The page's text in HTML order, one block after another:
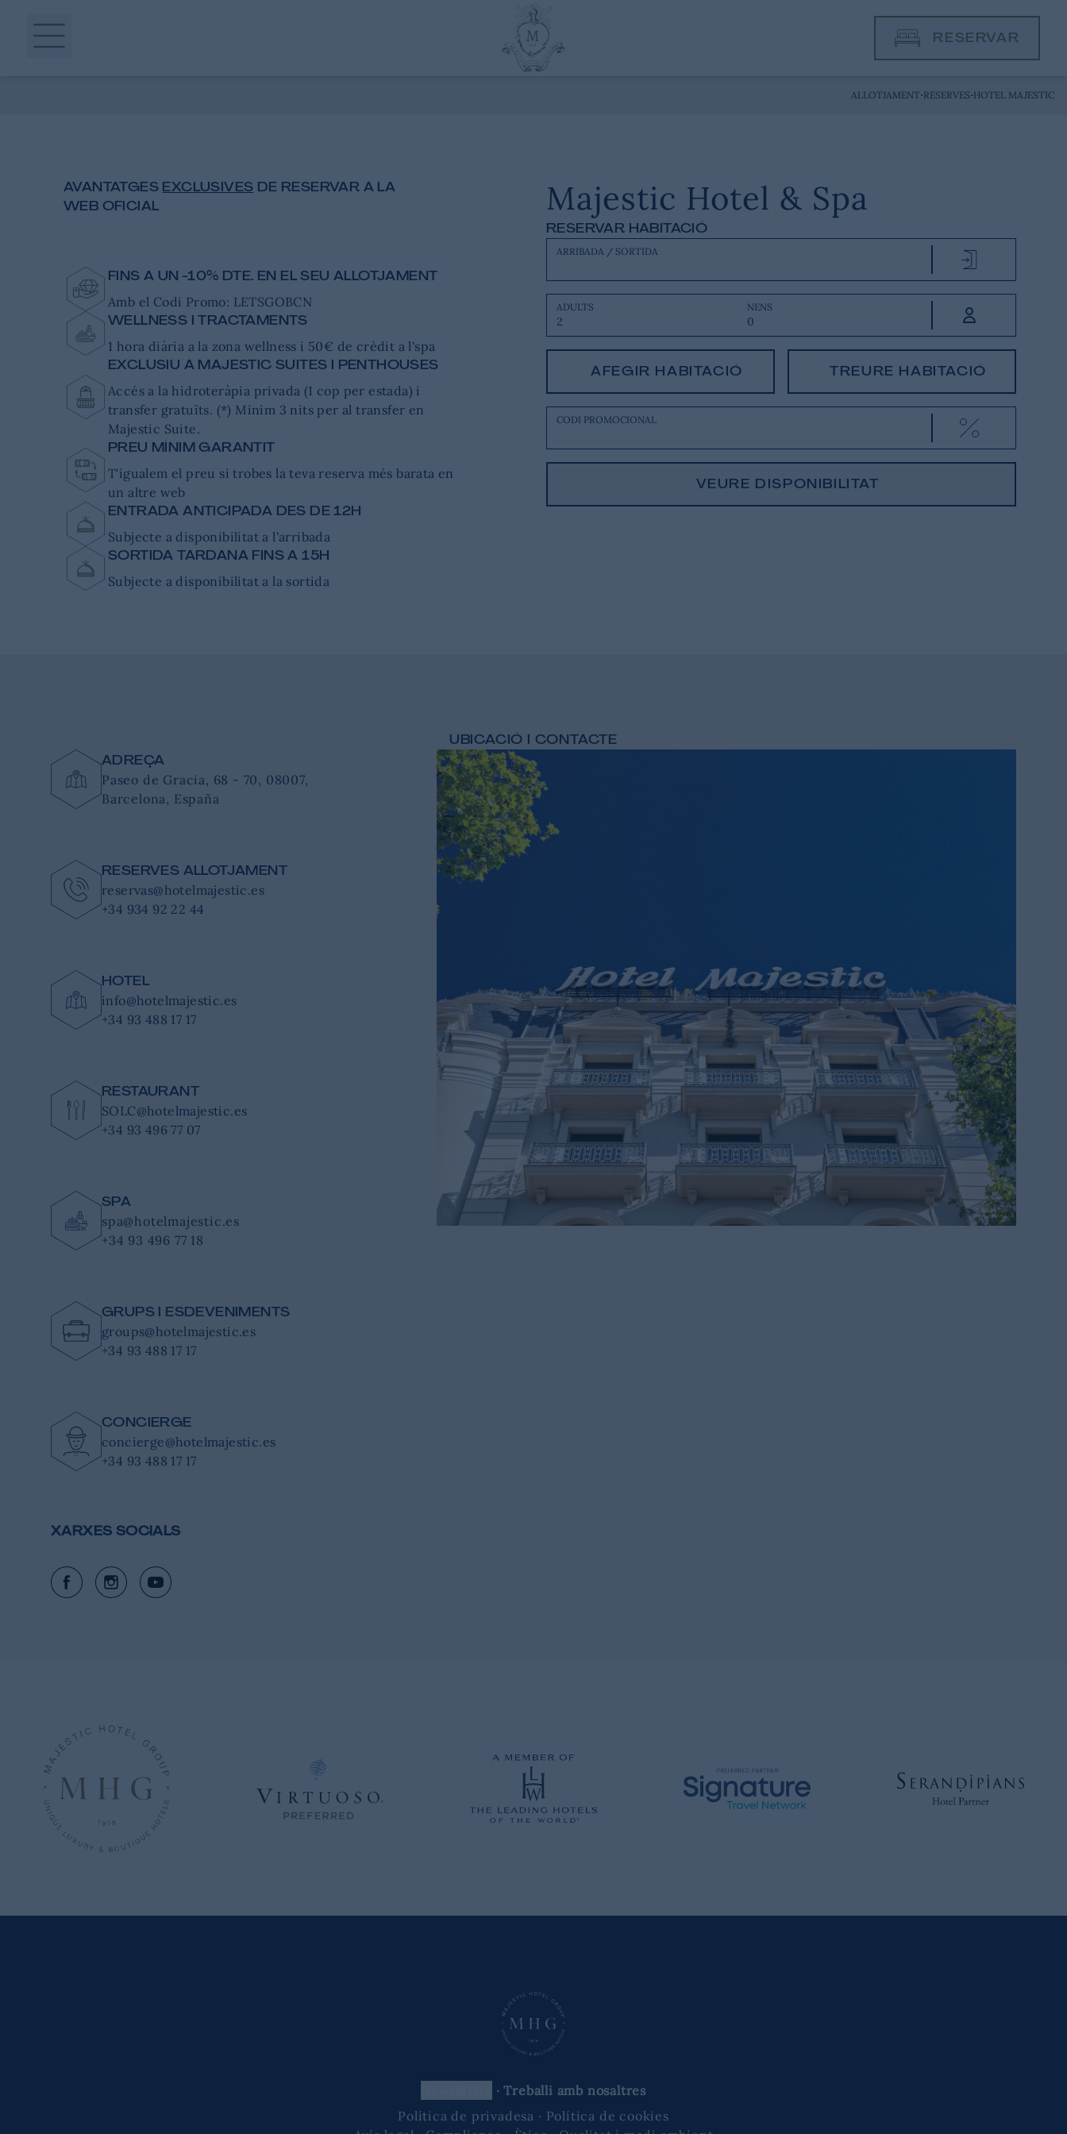
RESERVAR
ALLOTJAMENT·RESERVES·HOTEL MAJESTIC
AVANTATGES EXCLUSIVES DE RESERVAR A LA
WEB OFICIAL
FINS A UN -10% DTE. EN EL SEU ALLOTJAMENT
Amb el Codi Promo: LETSGOBCN
WELLNESS I TRACTAMENTS
1 hora diària a la zona wellness i 50€ de crèdit a l'spa
EXCLUSIU A MAJESTIC SUITES I PENTHOUSES
Accés a la hidroteràpia privada (1 cop per estada) i
transfer gratuïts. (*) Mínim 3 nits per al transfer en
Majestic Suite.
PREU MÍNIM GARANTIT
T'igualem el preu si trobes la teva reserva més barata en
un altre web
ENTRADA ANTICIPADA DES DE 12H
Subjecte a disponibilitat a l'arribada
SORTIDA TARDANA FINS A 15H
Subjecte a disponibilitat a la sortida
Majestic Hotel & Spa
RESERVAR HABITACIÓ
ARRIBADA / SORTIDA
ADULTS NENS
AFEGIR HABITACIÓ TREURE HABITACIÓ
CODI PROMOCIONAL
VEURE DISPONIBILITAT
UBICACIÓ I CONTACTE
ADREÇA
Paseo de Gracia, 68 - 70, 08007,
Barcelona, España
RESERVES ALLOTJAMENT
reservas@hotelmajestic.es
+34 934 92 22 44
HOTEL
info@hotelmajestic.es
+34 93 488 17 17
RESTAURANT
SOLC@hotelmajestic.es
+34 93 496 77 07
SPA
spa@hotelmajestic.es
+34 93 496 77 18
GRUPS I ESDEVENIMENTS
groups@hotelmajestic.es
+34 93 488 17 17
CONCIERGE
concierge@hotelmajestic.es
+34 93 488 17 17
XARXES SOCIALS
·Treballi amb nosaltres
Política de privadesa · Política de cookies